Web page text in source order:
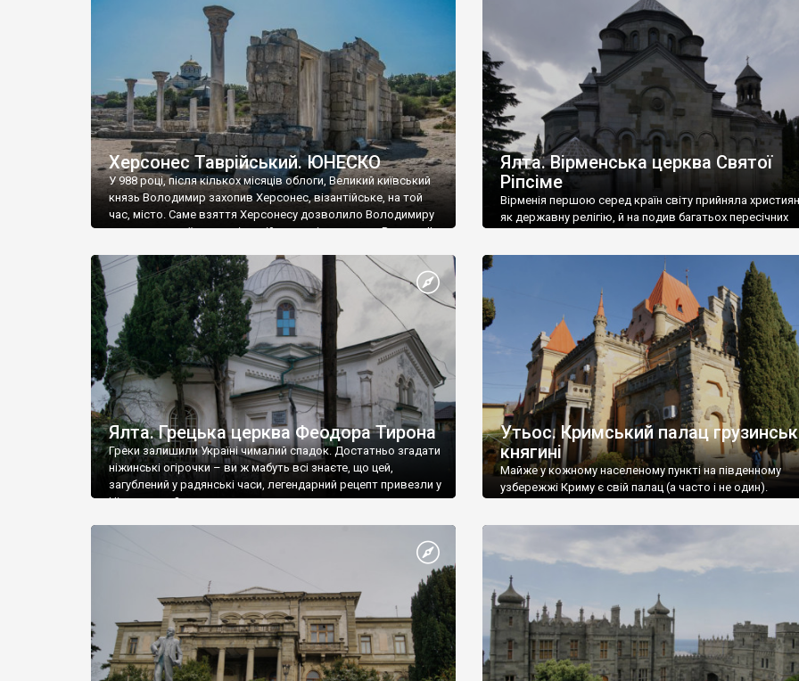
візантійської доби. Раритети викрадені з фондів об’єкту
культурної спадщини ЮНЕСКО «Херсонеса Таврійського».
Офіційно – на виставку «Золото Візантії», але експерти та
влада в Україні вважають це лише […]
називаються «повстяками» (postaki)…” “Вино. Крим
виробляє відмінне вино і його вдосталь: воно все
легке біле і дуже […]
Херсонес Таврійський. ЮНЕСКО
У 988 році, після кількох місяців облоги, Великий київський
князь Володимир захопив Херсонес, візантійське, на той
час, місто. Саме взяття Херсонесу дозволило Володимиру
диктувати свої умови візантійському імператору Василю ІІ,
Херсонесі Володимир-язичник, став Василем-
християнином. А потім було Хрещення Русі. На честь
Херсонесу Таврійського названо місто […]
Ялта. Вірменська церква Святої
Ріпсіме
Вірменія першою серед країн світу прийняла
як державну релігію, й на подив багатьох пересічних
Ялта. Грецька церква Феодора Тирона
Греки залишили Україні чималий спадок. Достатньо згадати
ніжинські огірочки – ви ж мабуть всі знаєте, що цей,
загублений у радянські часи, легендарний рецепт привезли у
Ніжин греки?
Утьос. Кримський палац
княгині
Майже у кожному населеному пункті на південному
узбережжі Криму є свій палац (а часто і не один).